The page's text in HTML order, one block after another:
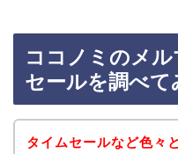
ココノミのメ
セールを調べて
タイムセールなど色々